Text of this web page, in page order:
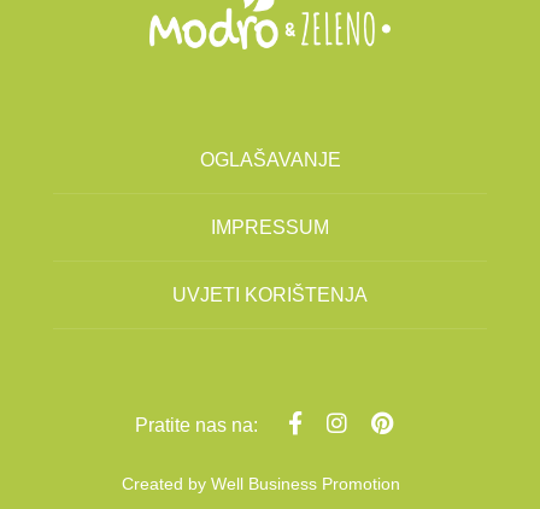
OGLAŠAVANJE
IMPRESSUM
UVJETI KORIŠTENJA
Pratite nas na:
Created by Well Business Promotion